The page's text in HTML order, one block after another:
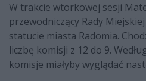
W trakcie wtorkowej sesji
przewodniczący Rady
statucie miasta Radomia.
liczbę komisji z 12 do 9.
komisje miałyby wyglądać